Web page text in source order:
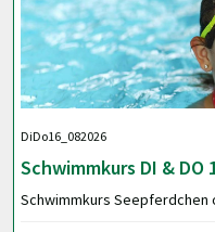
DiDo16_082026
Schwimmkurs DI & DO
Schwimmkurs Seepferdchen